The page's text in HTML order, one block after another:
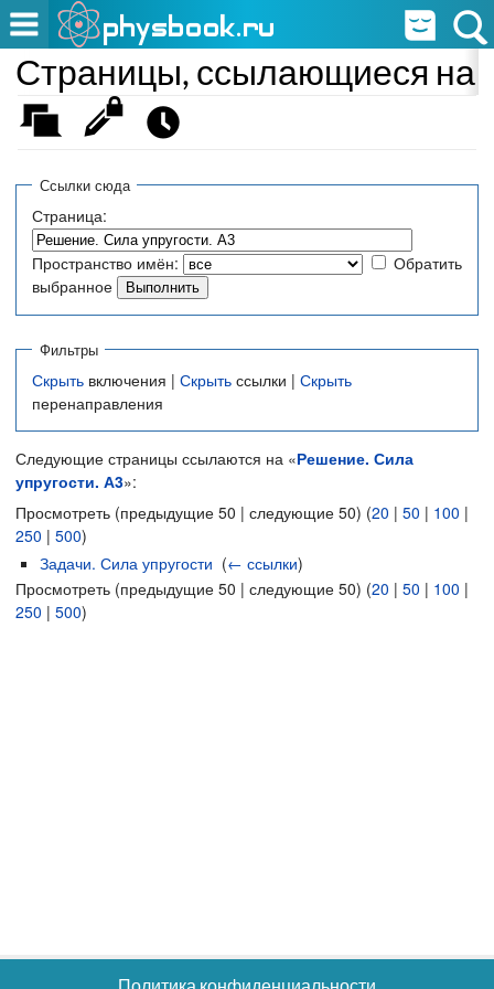
Страницы, ссылающиеся на
Ссылки сюда
Страница:
Пространство имён:
Обратить
выбранное
Фильтры
Скрыть включения | Скрыть ссылки | Скрыть
перенаправления
Следующие страницы ссылаются на «Решение. Сила
упругости. А3»:
Просмотреть (предыдущие 50 | следующие 50) (20 | 50 | 100 |
250 | 500)
Задачи. Сила упругости (← ссылки)
Просмотреть (предыдущие 50 | следующие 50) (20 | 50 | 100 |
250 | 500)
Политика конфиденциальности